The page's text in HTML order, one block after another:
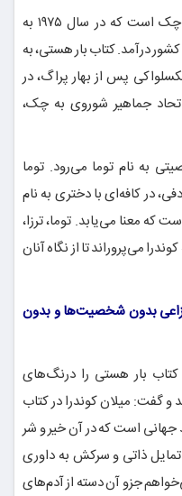
میلان کوندرا نویسنده اهل جمهوری چک است که در سال ۱۹۷۵ به
درآمد. کتاب بار هستی، به
پس از بهار پراگ، در
حملۀ اتحاد جماهیر شوروی به چک،
به نام توما می‌رود. توما
در کافه‌ای با دختری به نام
که معنا می‌یابد. توما، ترزا،
می‌پروراند تا از نگاه آنان
بدون شخصیت‌ها و بدون
بار هستی را درنگ‌های
و گفت: میلان کوندرا در کتاب
جهانی است که در آن خیر و شر
تمایل ذاتی و سرکش به داوری
جزو آن دسته از آدم‌های